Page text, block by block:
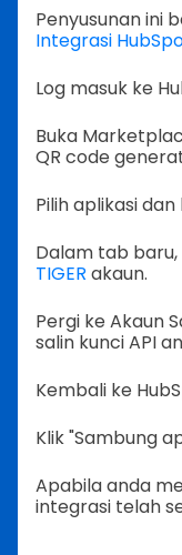
Penyusunan ini
Integrasi
Log masuk ke
Buka
QR code
Pilih aplikasi dan
Dalam tab
TIGER akaun.
Pergi ke Akaun
salin kunci API
Kembali ke
Klik "Sambung
Apabila anda
integrasi telah